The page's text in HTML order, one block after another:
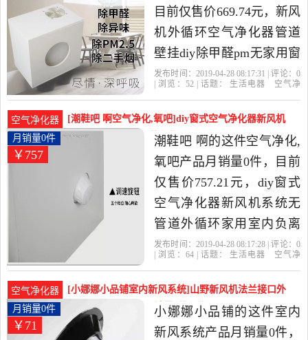
目前仅售价669.74元，新风
机外循环空气净化器管道
壁挂diy除甲醛pm无家用窗
式新风系统是2019年新奇
中性价比很高的空气净化,
氧吧，由广东 深圳发货。
发布时间：2019-04-28 08:17:31 | 评论： 0
| 浏览： 52| 话题： 生活电器
空气净
空气净化器
[潮鞋吧 啊空气净化,氧吧]diy窗式空气净化器新风机
系统无管道月销量0件仅售757.21元
￥757
月销量0件
潮鞋吧 啊的这件空气净化,
氧吧产品月销量0件，目前
仅售价757.21元，diy窗式
空气净化器新风机系统无
管道外循环家用室内负离
子pm2.51是2019年潮鞋吧
比很高的空气净化,氧吧，
由上海发货。
发布时间：2019-04-28 08:17:28 | 评论： 0
| 浏览： 64| 话题： 生活电器
空气净
空气净化器
[小娜娜小品铺室内新风系统]山野新风机法兰接口外
循环空气净化器进月销量0件仅售71.25元
￥71
月销量0件
小娜娜小品铺的这件室内
新风系统产品月销量0件，